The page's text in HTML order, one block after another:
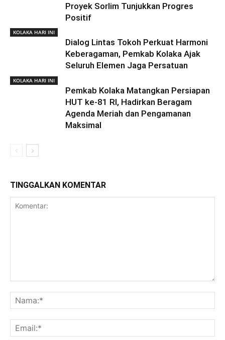
Proyek Sorlim Tunjukkan Progres
Positif
KOLAKA HARI INI
Dialog Lintas Tokoh Perkuat Harmoni
Keberagaman, Pemkab Kolaka Ajak
Seluruh Elemen Jaga Persatuan
KOLAKA HARI INI
Pemkab Kolaka Matangkan Persiapan
HUT ke-81 RI, Hadirkan Beragam
Agenda Meriah dan Pengamanan
Maksimal
TINGGALKAN KOMENTAR